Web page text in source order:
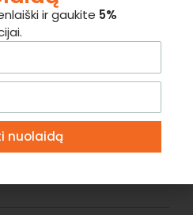
vietoje?
ir gaukite 5%
nuolaidą